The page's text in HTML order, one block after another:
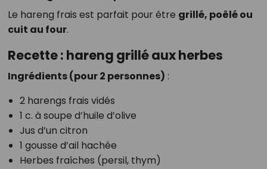
Le hareng frais est parfait pour être grillé, poêlé ou
cuit au four.
Recette : hareng grillé aux herbes
Ingrédients (pour 2 personnes) :
2 harengs frais vidés
1 c. à soupe d’huile d’olive
Jus d’un citron
1 gousse d’ail hachée
Herbes fraîches (persil, thym)